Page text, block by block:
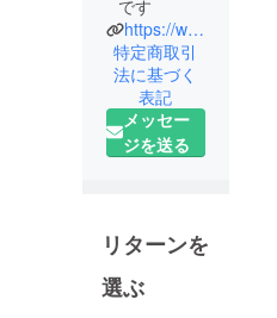
です
https://www.instagram.com/reel/DJxmzZCTKsA/?utm_source=ig_web_copy_link
特定商取引
法に基づく
表記
メッセー
ジを送る
リターンを
選ぶ